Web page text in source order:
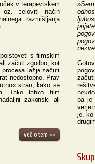
v terapevtskem
oz. celoviti način
razmišljanja
s filmskim
začuti zgodbo, kot
lažje začuti
nedostopno. Prav
stran, kako se
Tako lahko film
zakonski ali
pa je
je, ko
več o tem >>